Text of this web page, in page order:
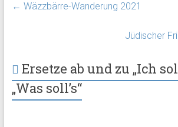
← Wäzzbärre-Wanderung 2021
Jüdischer
Ersetze ab und zu „Ich
„Was soll’s“